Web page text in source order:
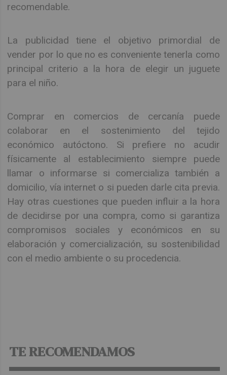
recomendable.
La publicidad tiene el objetivo primordial de
vender por lo que no es conveniente tenerla como
principal criterio a la hora de elegir un juguete
para el niño.
Comprar en comercios de cercanía puede
colaborar en el sostenimiento del tejido
económico autóctono. Si prefiere no acudir
físicamente al establecimiento siempre puede
llamar o informarse si comercializa también a
domicilio, vía internet o si pueden darle cita previa.
Hay otras cuestiones que pueden influir a la hora
de decidirse por una compra, como si garantiza
compromisos sociales y económicos en su
elaboración y comercialización, su sostenibilidad
con el medio ambiente o su procedencia.
TE RECOMENDAMOS